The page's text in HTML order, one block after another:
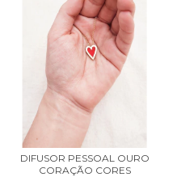
DIFUSOR PESSOAL OURO
CORAÇÃO CORES